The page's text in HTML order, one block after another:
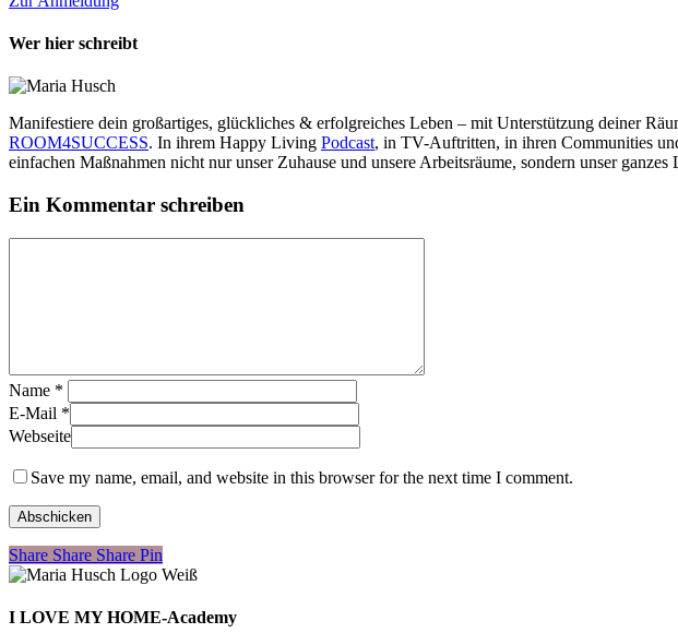
Wer hier schreibt
Manifestiere dein großartiges, glückliches & erfolgreiches Leben – mit Unterstützung deiner
ROOM4SUCCESS. In ihrem Happy Living Podcast, in TV-Auftritten, in ihren Communities
einfachen Maßnahmen nicht nur unser Zuhause und unsere Arbeitsräume, sondern unser ganzes
Ein Kommentar schreiben
Name *
E-Mail *
Webseite
Save my name, email, and website in this browser for the next time I comment.
Share
Share Share Share Pin
I LOVE MY HOME-Academy